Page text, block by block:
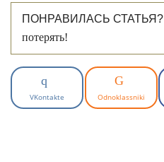
ПОНРАВИЛАСЬ СТАТЬЯ?
потерять!
VKontakte Odnoklassniki